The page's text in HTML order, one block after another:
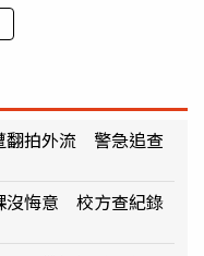
翻拍外流 警急追查
沒悔意 校方查紀錄